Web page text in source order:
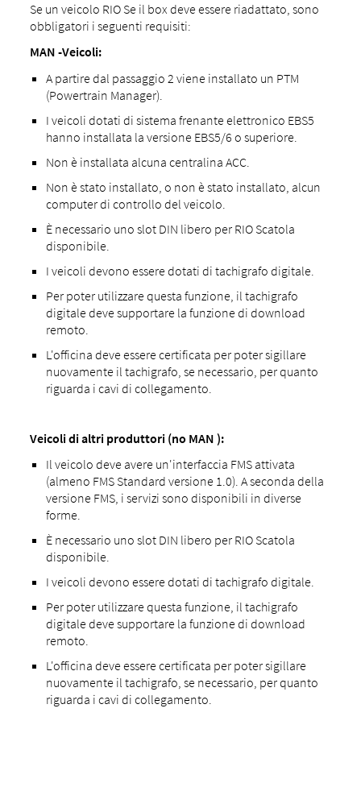
Se un veicolo RIO Se il box deve essere riadattato, sono
obbligatori i seguenti requisiti:
MAN -Veicoli:
A partire dal passaggio 2 viene installato un PTM
(Powertrain Manager).
I veicoli dotati di sistema frenante elettronico EBS5
hanno installata la versione EBS5/6 o superiore.
Non è installata alcuna centralina ACC.
Non è stato installato, o non è stato installato, alcun
computer di controllo del veicolo.
È necessario uno slot DIN libero per RIO Scatola
disponibile.
I veicoli devono essere dotati di tachigrafo digitale.
Per poter utilizzare questa funzione, il tachigrafo
digitale deve supportare la funzione di download
remoto.
L'officina deve essere certificata per poter sigillare
nuovamente il tachigrafo, se necessario, per quanto
riguarda i cavi di collegamento.
Veicoli di altri produttori (no MAN ):
Il veicolo deve avere un'interfaccia FMS attivata
(almeno FMS Standard versione 1.0). A seconda della
versione FMS, i servizi sono disponibili in diverse
forme.
È necessario uno slot DIN libero per RIO Scatola
disponibile.
I veicoli devono essere dotati di tachigrafo digitale.
Per poter utilizzare questa funzione, il tachigrafo
digitale deve supportare la funzione di download
remoto.
L'officina deve essere certificata per poter sigillare
nuovamente il tachigrafo, se necessario, per quanto
riguarda i cavi di collegamento.